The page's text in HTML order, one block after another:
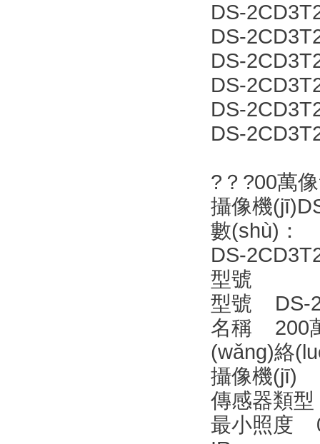
DS-
DS-
DS-
DS-
DS-
DS-
?？?00萬
攝像機
數(shù)：
DS-
型號
型號 DS-
名稱 200
(wǎng)絡
攝像機(jī)
傳感器類
最小照度